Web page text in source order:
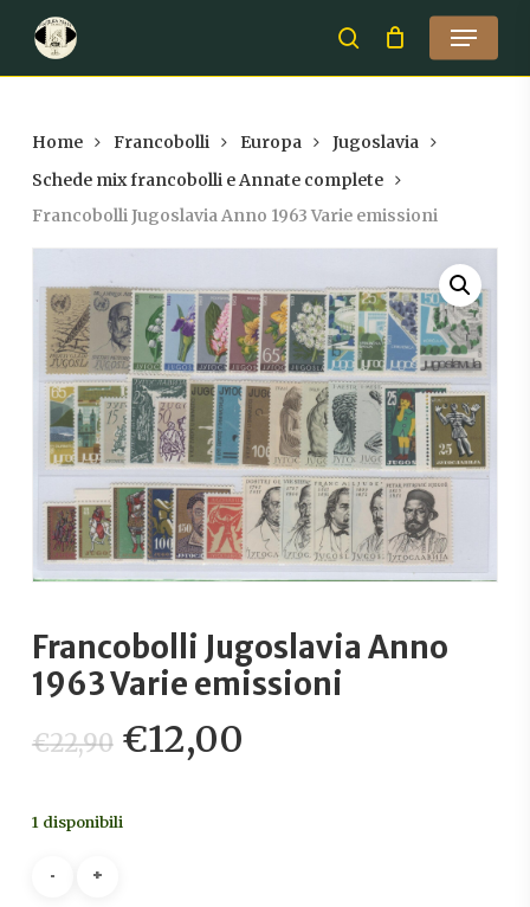
main
search
Menu
Home Francobolli Europa
Jugoslavia
Schede mix francobolli e Annate complete
Francobolli Jugoslavia Anno 1963 Varie emissioni
Francobolli Jugoslavia Anno
1963 Varie emissioni
€22,90 Il
prezzo
originale
€12,00
1 disponibili
Close